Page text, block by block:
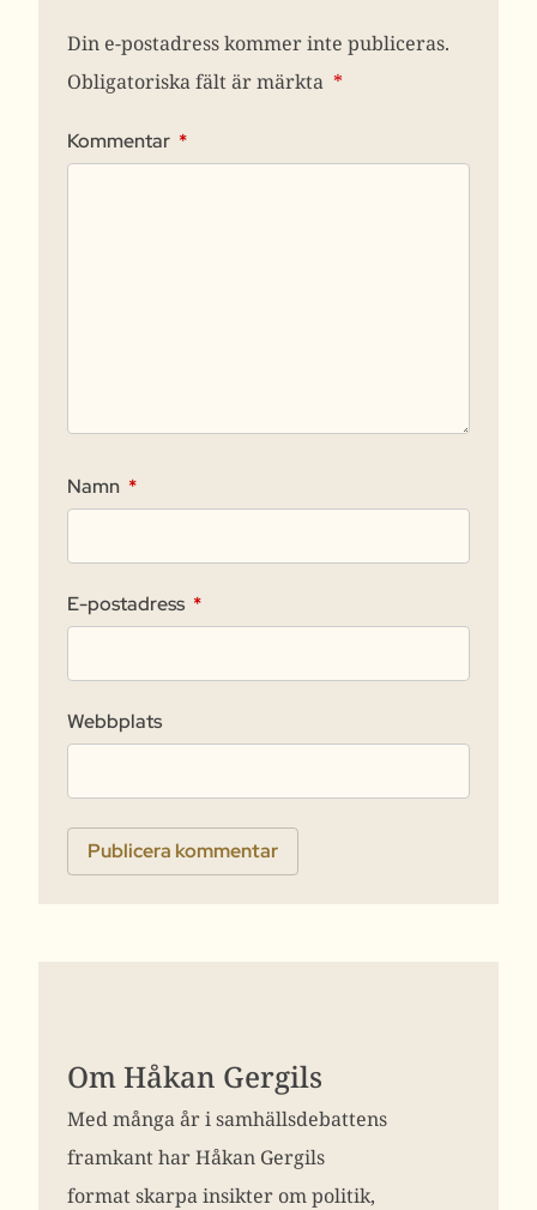
Din e-postadress kommer inte publiceras.
Obligatoriska fält är märkta *
Kommentar *
Namn *
E-postadress *
Webbplats
Om Håkan Gergils
Med många år i samhällsdebattens
framkant har Håkan Gergils
format skarpa insikter om politik,